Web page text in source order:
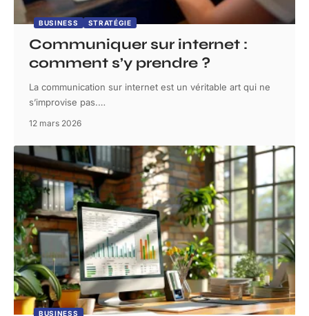
BUSINESS STRATÉGIE
Communiquer sur internet :
comment s’y prendre ?
La communication sur internet est un véritable art qui ne
s’improvise pas.…
12 mars 2026
BUSINESS